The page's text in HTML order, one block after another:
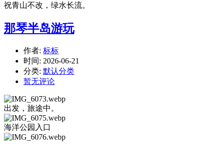
祝青山不改，绿水长流。
那琴半岛游玩
作者: 标标
时间: 2026-06-21
分类: 默认分类
暂无评论
出发，旅途中。
海洋公园入口